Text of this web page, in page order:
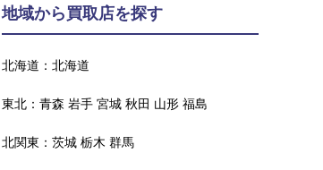
地域から買取店を探す
北海道： 北海道
東北： 青森 岩手 宮城 秋田 山形 福島
北関東： 茨城 栃木 群馬